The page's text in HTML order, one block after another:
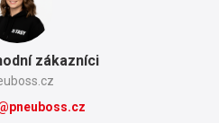
zákazníci